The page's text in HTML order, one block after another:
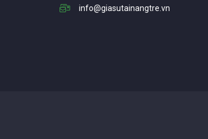
info@giasutainangtre.vn